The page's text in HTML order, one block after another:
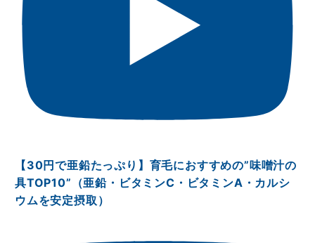
【30円で亜鉛たっぷり】育毛におすすめの”味噌汁の
具TOP10”（亜鉛・ビタミンⅭ・ビタミンA・カルシ
ウムを安定摂取）